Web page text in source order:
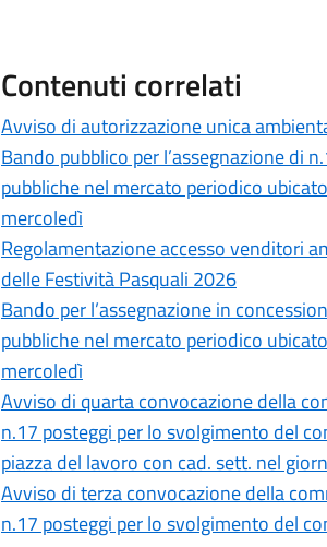
Contenuti correlati
Avviso di autorizzazione unica
Bando pubblico per l’assegnazione di
pubbliche nel mercato periodico
mercoledì
Regolamentazione accesso venditori
delle Festività Pasquali 2026
Bando per l’assegnazione in
pubbliche nel mercato periodico
mercoledì
Avviso di quarta convocazione della
n.17 posteggi per lo svolgimento del
piazza del lavoro con cad. sett. nel
Avviso di terza convocazione della
n.17 posteggi per lo svolgimento del